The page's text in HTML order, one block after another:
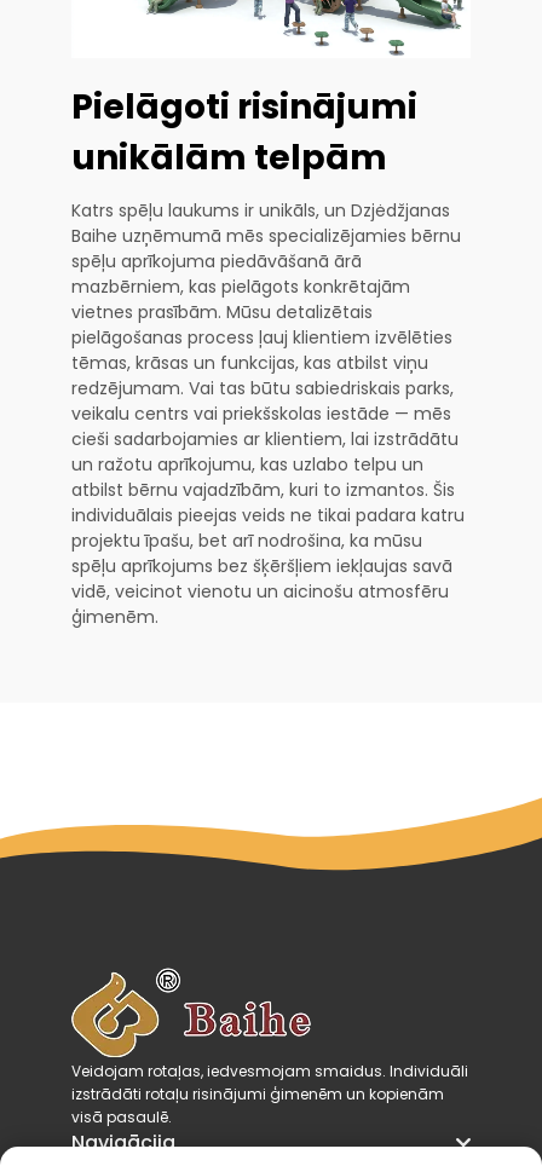
Pielāgoti risinājumi
unikālām telpām
Katrs spēļu laukums ir unikāls, un Dzjėdžjanas
Baihe uzņēmumā mēs specializējamies bērnu
spēļu aprīkojuma piedāvāšanā ārā
mazbērniem, kas pielāgots konkrētajām
vietnes prasībām. Mūsu detalizētais
pielāgošanas process ļauj klientiem izvēlēties
tēmas, krāsas un funkcijas, kas atbilst viņu
redzējumam. Vai tas būtu sabiedriskais parks,
veikalu centrs vai priekšskolas iestāde — mēs
cieši sadarbojamies ar klientiem, lai izstrādātu
un ražotu aprīkojumu, kas uzlabo telpu un
atbilst bērnu vajadzībām, kuri to izmantos. Šis
individuālais pieejas veids ne tikai padara katru
projektu īpašu, bet arī nodrošina, ka mūsu
spēļu aprīkojums bez šķēršļiem iekļaujas savā
vidē, veicinot vienotu un aicinošu atmosfēru
ģimenēm.
Veidojam rotaļas, iedvesmojam smaidus. Individuāli
izstrādāti rotaļu risinājumi ģimenēm un kopienām
visā pasaulē.
Navigācija